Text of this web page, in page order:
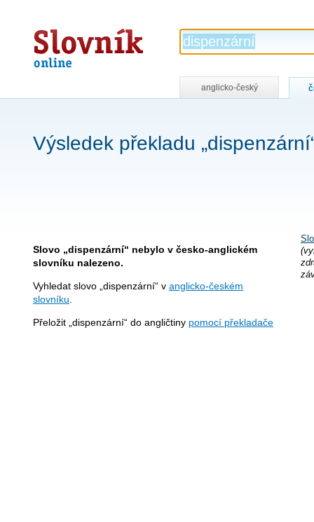
Slovník
online
anglicko-český
Výsledek překladu
Slovo „dispenzární“ nebylo v česko-anglickém
slovníku nalezeno.
Vyhledat slovo „dispenzární“ v anglicko-českém
slovníku
Přeložit „dispenzární“ do angličtiny pomocí překladače